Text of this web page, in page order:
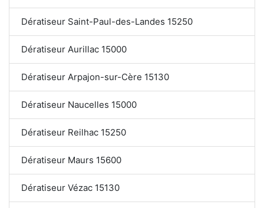
Dératiseur Saint-Paul-des-Landes 15250
Dératiseur Aurillac 15000
Dératiseur Arpajon-sur-Cère 15130
Dératiseur Naucelles 15000
Dératiseur Reilhac 15250
Dératiseur Maurs 15600
Dératiseur Vézac 15130